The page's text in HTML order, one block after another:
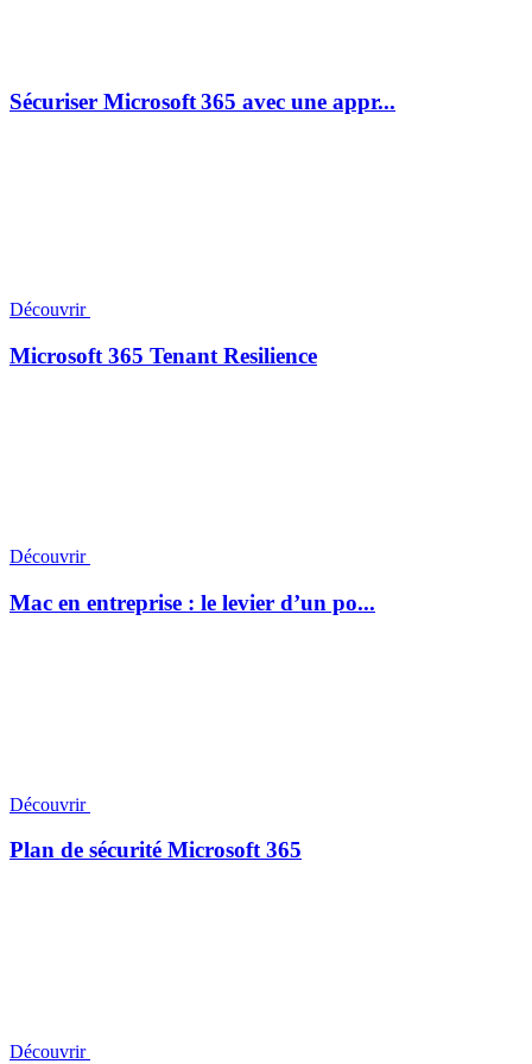
Sécuriser Microsoft 365 avec une appr...
Découvrir
Microsoft 365 Tenant Resilience
Découvrir
Mac en entreprise : le levier d’un po...
Découvrir
Plan de sécurité Microsoft 365
Découvrir